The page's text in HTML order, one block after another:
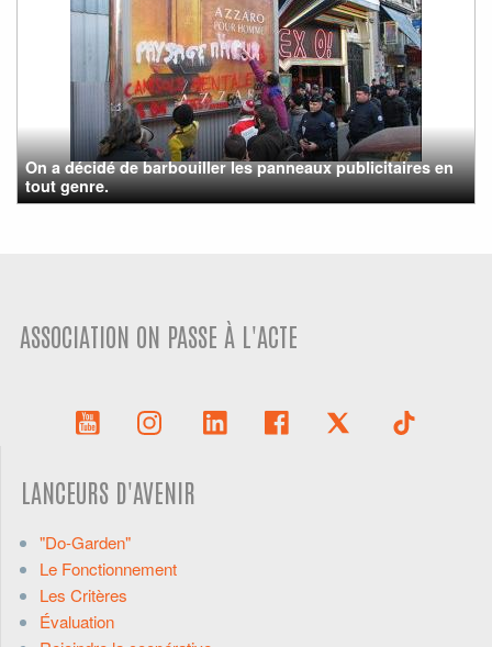
On a décidé de barbouiller les panneaux publicitaires en
tout genre.
ASSOCIATION ON PASSE À L'ACTE
LANCEURS D'AVENIR
"Do-Garden"
Le Fonctionnement
Les Critères
Évaluation